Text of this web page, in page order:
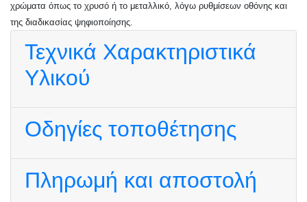
χρώματα όπως το χρυσό ή το μεταλλικό, λόγω ρυθμίσεων οθόνης και
της διαδικασίας ψηφιοποίησης.
Τεχνικά Χαρακτηριστικά
Υλικού
Οδηγίες τοποθέτησης
Πληρωμή και αποστολή